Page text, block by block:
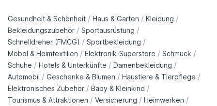
Gesundheit & Schönheit / Haus & Garten / Kleidung /
Bekleidungszubehör / Sportausrüstung /
Schnelldreher (FMCG) / Sportbekleidung /
Möbel & Heimtextilien / Elektronik-Superstore / Schmuck /
Schuhe / Hotels & Unterkünfte / Damenbekleidung /
Automobil / Geschenke & Blumen / Haustiere & Tierpflege /
Elektronisches Zubehör / Baby & Kleinkind /
Tourismus & Attraktionen / Versicherung / Heimwerken /